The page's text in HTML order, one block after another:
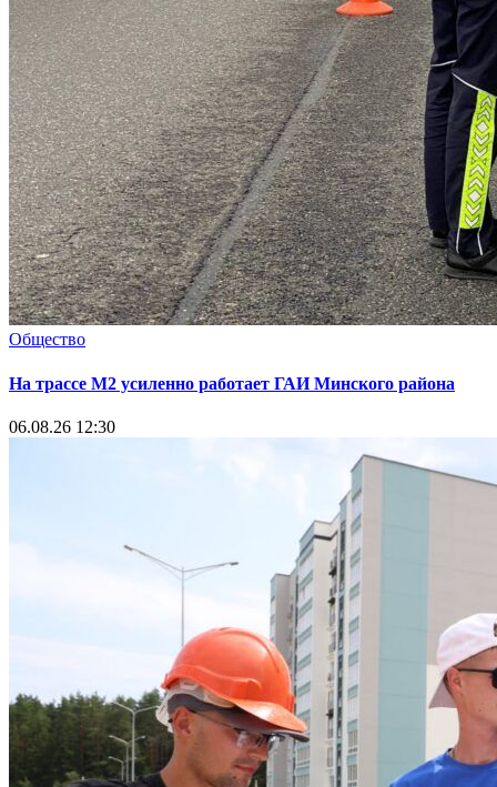
Общество
На трассе М2 усиленно работает ГАИ Минского района
06.08.26 12:30